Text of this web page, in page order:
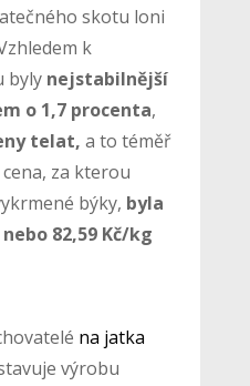
skotu loni
k
byly nejstabilnější
o 1,7 procenta,
telat, a to téměř
za kterou
býky, byla
82,59 Kč/kg
na jatka
výrobu